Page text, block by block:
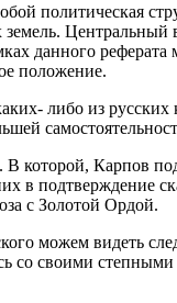
политическая
данного
положение.
либо из
которой, Карпов
в подтверждение
с Золотой Ордой.
можем видеть
со своими